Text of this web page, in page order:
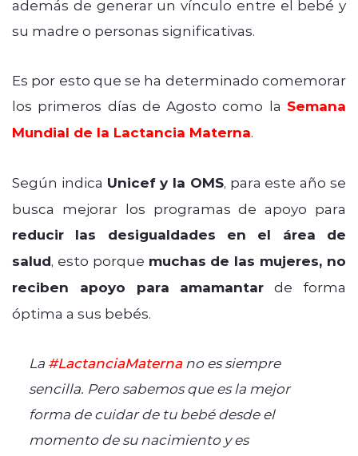
además de generar un vínculo entre el bebé y
su madre o personas significativas.
Es por esto que se ha determinado comemorar
los primeros días de Agosto como la Semana
Mundial de la Lactancia Materna.
Según indica Unicef y la OMS, para este año se
busca mejorar los programas de apoyo para
reducir las desigualdades en el área de
salud, esto porque muchas de las mujeres, no
reciben apoyo para amamantar de forma
óptima a sus bebés.
La #LactanciaMaternano es siempre
sencilla. Pero sabemos que es la mejor
forma de cuidar de tu bebé desde el
momento de su nacimiento y es